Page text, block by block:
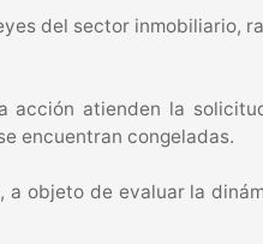
del sector inmobiliario,
acción atienden la
encuentran congeladas.
objeto de evaluar la